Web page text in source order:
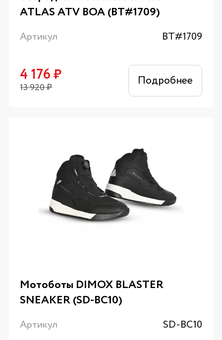
ATLAS ATV BOA (BT#1709)
Артикул BT#1709
4 176₽
13 920₽ Подробнее
Мотоботы DIMOX BLASTER
SNEAKER (SD-BC10)
Артикул SD-BC10